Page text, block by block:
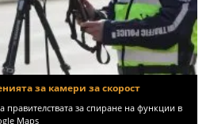
за камери за скорост
правителствата за спиране на функции в
Maps